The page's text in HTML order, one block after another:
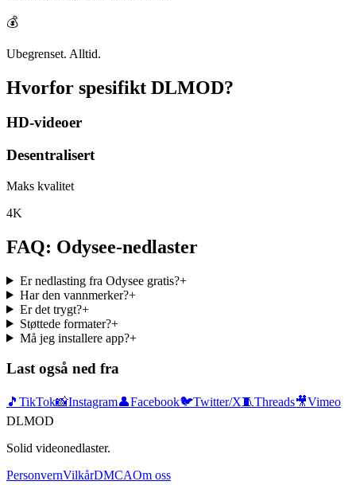
💰
Ubegrenset. Alltid.
Hvorfor spesifikt DLMOD?
HD-videoer
Desentralisert
Maks kvalitet
4K
FAQ: Odysee-nedlaster
Er nedlasting fra Odysee gratis?+
Har den vannmerker?+
Er det trygt?+
Støttede formater?+
Må jeg installere app?+
Last også ned fra
🎵 TikTok📸Instagram👤Facebook🐦Twitter/X🧵Threads🎥Vimeo
DLMOD
Solid videonedlaster.
PersonvernVilkårDMCAOm oss